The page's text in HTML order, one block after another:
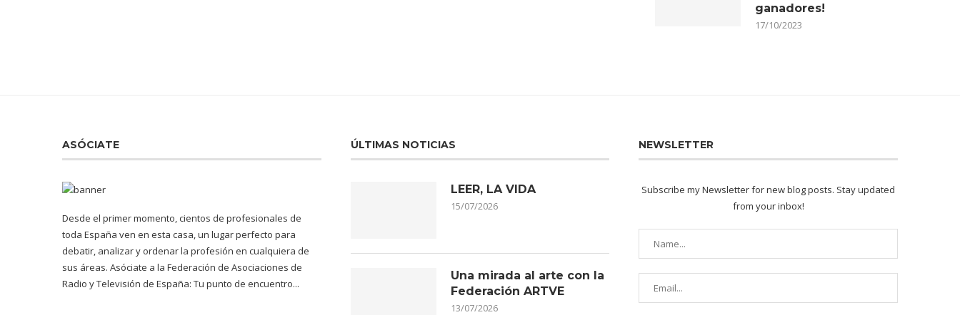
ganadores!
17/10/2023
ASÓCIATE
Desde el primer momento, cientos de profesionales de
toda España ven en esta casa, un lugar perfecto para
debatir, analizar y ordenar la profesión en cualquiera de
sus áreas. Asóciate a la Federación de Asociaciones de
Radio y Televisión de España: Tu punto de encuentro...
ÚLTIMAS NOTICIAS
LEER, LA VIDA
15/07/2026
Una mirada al arte con la
Federación ARTVE
13/07/2026
NEWSLETTER
Subscribe my Newsletter for new blog posts. Stay updated
from your inbox!